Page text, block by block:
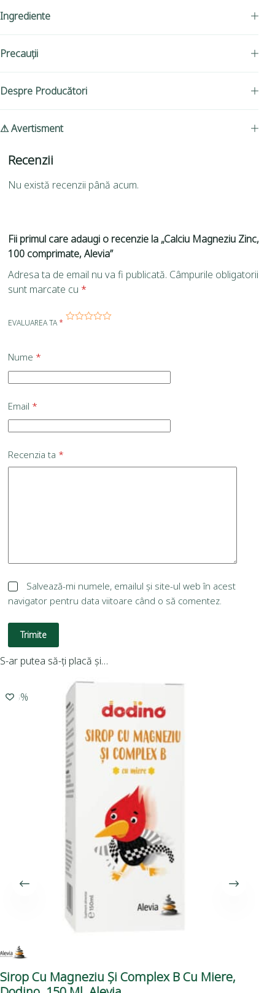
Ingrediente
Precauții
Despre Producători
⚠ Avertisment
Recenzii
Nu există recenzii până acum.
Fii primul care adaugi o recenzie la „Calciu Magneziu Zinc,
100 comprimate, Alevia”
Adresa ta de email nu va fi publicată. Câmpurile obligatorii
sunt marcate cu *
EVALUAREA TA*
Nume *
Email *
Recenzia ta *
Salvează-mi numele, emailul și site-ul web în acest
navigator pentru data viitoare când o să comentez.
Trimite
S-ar putea să-ți placă și…
-10%
Sirop Cu Magneziu Și Complex B Cu Miere,